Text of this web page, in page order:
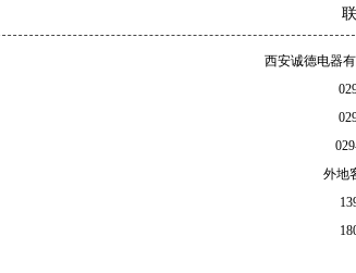
西安诚德电器
外地